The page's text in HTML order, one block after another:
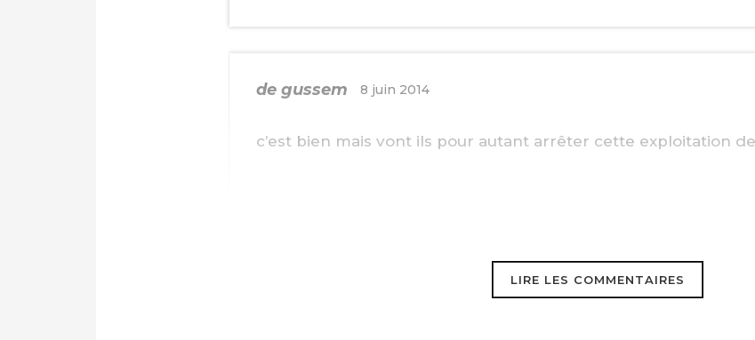
de gussem 8 juin 2014
c’est bien mais vont ils pour autant arrêter cette exploitation
LIRE LES COMMENTAIRES